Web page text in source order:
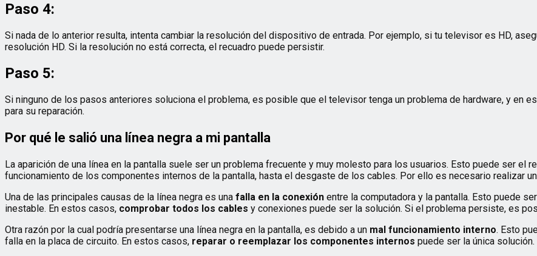
Paso 4:
Si nada de lo anterior resulta, intenta cambiar la resolución del dispositivo de entrada. Por ejemplo, si tu televisor es HD,
resolución HD. Si la resolución no está correcta, el recuadro puede persistir.
Paso 5:
Si ninguno de los pasos anteriores soluciona el problema, es posible que el televisor tenga un problema de hardware, y en
para su reparación.
Por qué le salió una línea negra a mi pantalla
La aparición de una línea en la pantalla suele ser un problema frecuente y muy molesto para los usuarios. Esto puede ser el
funcionamiento de los componentes internos de la pantalla, hasta el desgaste de los cables. Por ello es necesario realizar
Una de las principales causas de la línea negra es una falla en la conexión entre la computadora y la pantalla. Esto puede
inestable. En estos casos, comprobar todos los cables y conexiones puede ser la solución. Si el problema persiste, es
Otra razón por la cual podría presentarse una línea negra en la pantalla, es debido a un mal funcionamiento interno. Esto
falla en la placa de circuito. En estos casos, reparar o reemplazar los componentes internos puede ser la única solución.